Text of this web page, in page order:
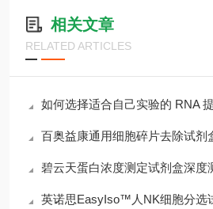
相关文章
RELATED ARTICLES
如何选择适合自己实验的 RNA
百奥益康通用细胞碎片去除试剂盒BA3304
碧云天蛋白浓度测定试剂盒深度
英诺思EasyIso™人NK细胞分选试剂盒